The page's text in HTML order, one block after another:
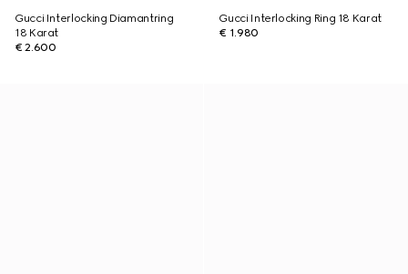
Gucci Interlocking Diamantring
18 Karat
€ 2.600
Gucci Interlocking Ring 18 Karat
€ 1.980